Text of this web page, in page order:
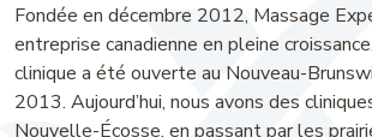
Fondée en décembre 2012, Massage
entreprise canadienne en pleine
clinique a été ouverte au Nouveau-
2013. Aujourd’hui, nous avons des
Nouvelle-Écosse, en passant par les